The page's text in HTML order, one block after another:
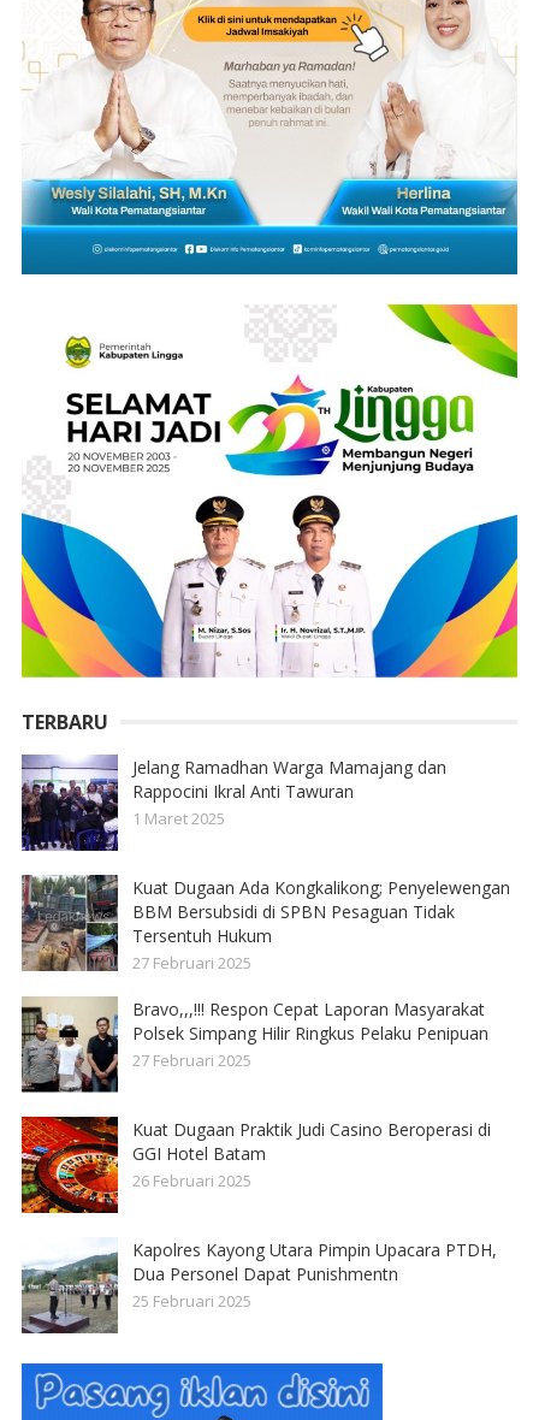
TERBARU
Jelang Ramadhan Warga Mamajang dan
Rappocini Ikral Anti Tawuran
1 Maret 2025
Kuat Dugaan Ada Kongkalikong; Penyelewengan
BBM Bersubsidi di SPBN Pesaguan Tidak
Tersentuh Hukum
27 Februari 2025
Bravo,,,!!! Respon Cepat Laporan Masyarakat
Polsek Simpang Hilir Ringkus Pelaku Penipuan
27 Februari 2025
Kuat Dugaan Praktik Judi Casino Beroperasi di
GGI Hotel Batam
26 Februari 2025
Kapolres Kayong Utara Pimpin Upacara PTDH,
Dua Personel Dapat Punishmentn
25 Februari 2025